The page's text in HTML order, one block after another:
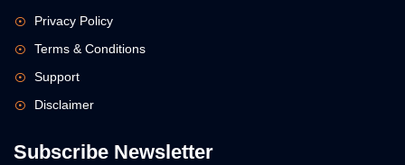
Privacy Policy
Terms & Conditions
Support
Disclaimer
Subscribe Newsletter